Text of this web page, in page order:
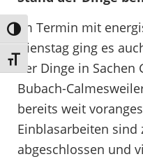
Umschalten auf hohe
Schrift vergrößern
Im Termin mit
Dienstag ging es
der Dinge in
Bubach-
bereits weit
Einblasarbeiten sind
abgeschlossen und